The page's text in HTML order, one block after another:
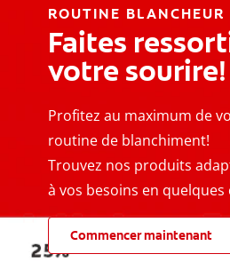
ROUTINE BLANCHEUR
Faites
votre sourire!
Profitez au maximum de
routine de blanchiment!
Trouvez nos produits
à vos besoins en quelques
Commencer maintenant